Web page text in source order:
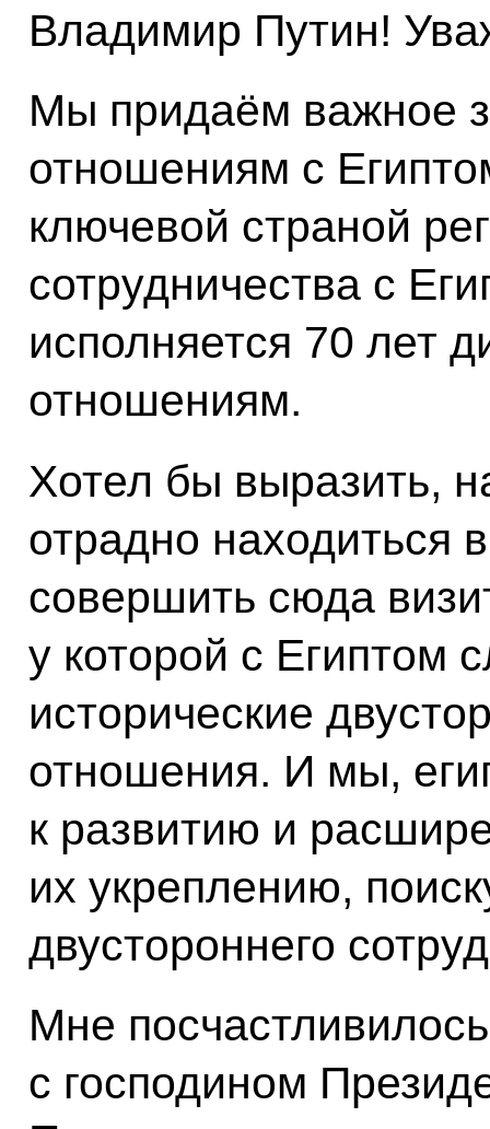
Владимир Путин!
Мы придаём важное
отношениям с
ключевой страной
сотрудничества с
исполняется 70 лет
отношениям.
Хотел бы выразить,
отрадно находиться
совершить сюда
у которой с Египтом
исторические
отношения. И мы,
к развитию и
их укреплению,
двустороннего
Мне
с господином